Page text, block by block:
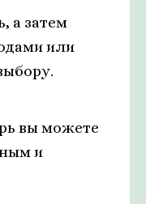
а затем
или
вы можете
и